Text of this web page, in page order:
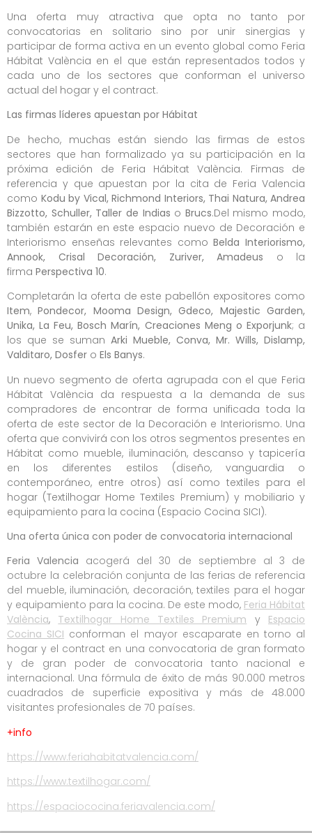
Una oferta muy atractiva que opta no tanto por
convocatorias en solitario sino por unir sinergias y
participar de forma activa en un evento global como Feria
Hábitat València en el que están representados todos y
cada uno de los sectores que conforman el universo
actual del hogar y el contract.
Las firmas líderes apuestan por Hábitat
De hecho, muchas están siendo las firmas de estos
sectores que han formalizado ya su participación en la
próxima edición de Feria Hábitat València. Firmas de
referencia y que apuestan por la cita de Feria Valencia
como Kodu by Vical, Richmond Interiors, Thai Natura, Andrea
Bizzotto, Schuller, Taller de Indias o Brucs.Del mismo modo,
también estarán en este espacio nuevo de Decoración e
Interiorismo enseñas relevantes comoBelda Interiorismo,
Annook, Crisal Decoración, Zuriver, Amadeus o la
firma Perspectiva 10.
Completarán la oferta de este pabellón expositores como
Item,Pondecor, Mooma Design, Gdeco, Majestic Garden,
Unika, La Feu, Bosch Marín, Creaciones Meng o Exporjunk; a
los que se suman Arki Mueble, Conva, Mr. Wills, Dislamp,
Valditaro, Dosfer o Els Banys.
Un nuevo segmento de oferta agrupada con el que Feria
Hábitat València da respuesta a la demanda de sus
compradores de encontrar de forma unificada toda la
oferta de este sector de la Decoración e Interiorismo. Una
oferta que convivirá con los otros segmentos presentes en
Hábitat como mueble, iluminación, descanso y tapicería
en los diferentes estilos (diseño, vanguardia o
contemporáneo, entre otros) así como textiles para el
hogar (Textilhogar Home Textiles Premium) y mobiliario y
equipamiento para la cocina (Espacio Cocina SICI).
Una oferta única con poder de convocatoria internacional
Feria Valencia acogerá del 30 de septiembre al 3 de
octubre la celebración conjunta de las ferias de referencia
del mueble, iluminación, decoración, textiles para el hogar
y equipamiento para la cocina. De este modo, Feria Hábitat
València, Textilhogar Home Textiles Premium y Espacio
Cocina SICI conforman el mayor escaparate en torno al
hogar y el contract en una convocatoria de gran formato
y de gran poder de convocatoria tanto nacional e
internacional. Una fórmula de éxito de más 90.000 metros
cuadrados de superficie expositiva y más de 48.000
visitantes profesionales de 70 países.
+info
https://www.feriahabitatvalencia.com/
https://www.textilhogar.com/
https://espaciococina.feriavalencia.com/